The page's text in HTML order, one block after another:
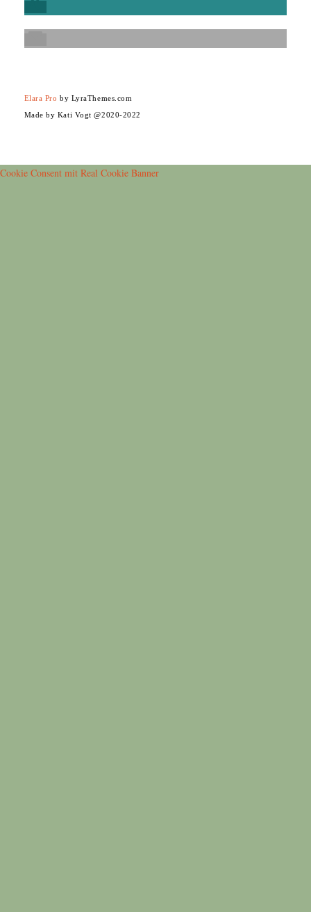
Elara Pro by LyraThemes.com
Made by Kati Vogt @2020-2022
Cookie Consent mit Real Cookie Banner